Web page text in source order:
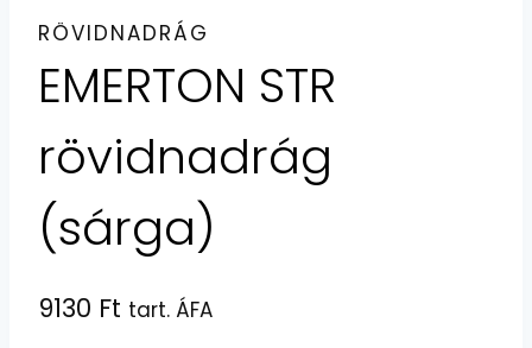
RÖVIDNADRÁG
EMERTON STR
rövidnadrág
(sárga)
9130 Ft tart. ÁFA